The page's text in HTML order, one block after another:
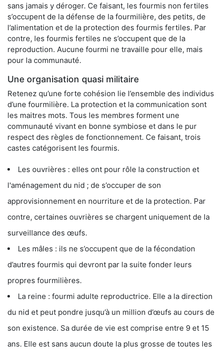
sans jamais y déroger. Ce faisant, les fourmis non fertiles
s’occupent de la défense de la fourmilière, des petits, de
l’alimentation et de la protection des fourmis fertiles. Par
contre, les fourmis fertiles ne s’occupent que de la
reproduction. Aucune fourmi ne travaille pour elle, mais
pour la communauté.
Une organisation quasi militaire
Retenez qu’une forte cohésion lie l’ensemble des individus
d’une fourmilière. La protection et la communication sont
les maitres mots. Tous les membres forment une
communauté vivant en bonne symbiose et dans le pur
respect des règles de fonctionnement. Ce faisant, trois
castes catégorisent les fourmis.
Les ouvrières : elles ont pour rôle la construction et
l'aménagement du nid ; de s’occuper de son
approvisionnement en nourriture et de la protection. Par
contre, certaines ouvrières se chargent uniquement de la
surveillance des œufs.
Les mâles : ils ne s’occupent que de la fécondation
d’autres fourmis qui devront par la suite fonder leurs
propres fourmilières.
La reine : fourmi adulte reproductrice. Elle a la direction
du nid et peut pondre jusqu’à un million d’œufs au cours de
son existence. Sa durée de vie est comprise entre 9 et 15
ans. Elle est sans aucun doute la plus grosse de toutes les